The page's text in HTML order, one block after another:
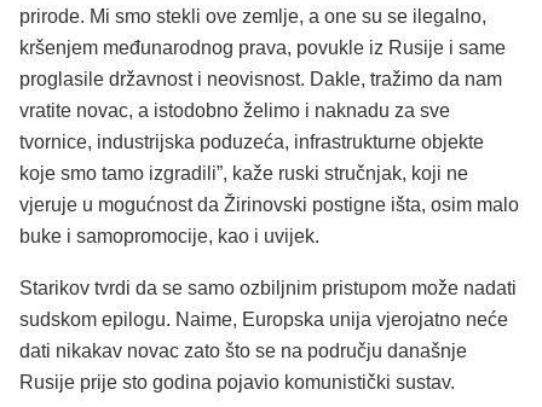
prirode. Mi smo stekli ove zemlje, a one su se ilegalno,
kršenjem međunarodnog prava, povukle iz Rusije i same
proglasile državnost i neovisnost. Dakle, tražimo da nam
vratite novac, a istodobno želimo i naknadu za sve
tvornice, industrijska poduzeća, infrastrukturne objekte
koje smo tamo izgradili”, kaže ruski stručnjak, koji ne
vjeruje u mogućnost da Žirinovski postigne išta, osim malo
buke i samopromocije, kao i uvijek.
Starikov tvrdi da se samo ozbiljnim pristupom može nadati
sudskom epilogu. Naime, Europska unija vjerojatno neće
dati nikakav novac zato što se na području današnje
Rusije prije sto godina pojavio komunistički sustav.